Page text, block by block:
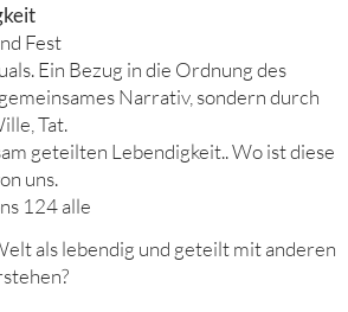
Fest
Ein Bezug in die Ordnung des
Narrativ, sondern durch
Tat.
geteilten Lebendigkeit.. Wo ist diese
uns.
124 alle
als lebendig und geteilt mit anderen